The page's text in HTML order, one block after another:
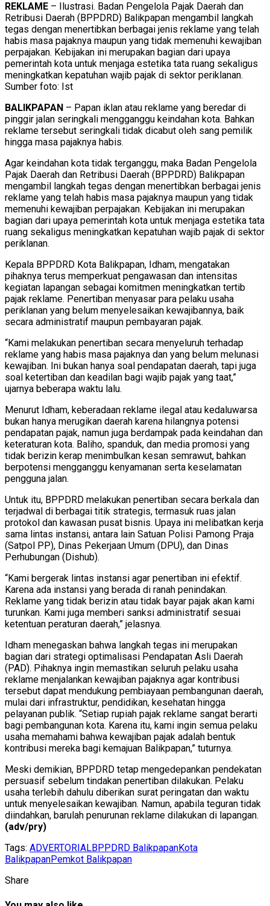
REKLAME – Ilustrasi. Badan Pengelola Pajak Daerah dan
Retribusi Daerah (BPPDRD) Balikpapan mengambil langkah
tegas dengan menertibkan berbagai jenis reklame yang telah
habis masa pajaknya maupun yang tidak memenuhi kewajiban
perpajakan. Kebijakan ini merupakan bagian dari upaya
pemerintah kota untuk menjaga estetika tata ruang sekaligus
meningkatkan kepatuhan wajib pajak di sektor periklanan.
Sumber foto: Ist
BALIKPAPAN – Papan iklan atau reklame yang beredar di
pinggir jalan seringkali mengganggu keindahan kota. Bahkan
reklame tersebut seringkali tidak dicabut oleh sang pemilik
hingga masa pajaknya habis.
Agar keindahan kota tidak terganggu, maka Badan Pengelola
Pajak Daerah dan Retribusi Daerah (BPPDRD) Balikpapan
mengambil langkah tegas dengan menertibkan berbagai jenis
reklame yang telah habis masa pajaknya maupun yang tidak
memenuhi kewajiban perpajakan. Kebijakan ini merupakan
bagian dari upaya pemerintah kota untuk menjaga estetika tata
ruang sekaligus meningkatkan kepatuhan wajib pajak di sektor
periklanan.
Kepala BPPDRD Kota Balikpapan, Idham, mengatakan
pihaknya terus memperkuat pengawasan dan intensitas
kegiatan lapangan sebagai komitmen meningkatkan tertib
pajak reklame. Penertiban menyasar para pelaku usaha
periklanan yang belum menyelesaikan kewajibannya, baik
secara administratif maupun pembayaran pajak.
“Kami melakukan penertiban secara menyeluruh terhadap
reklame yang habis masa pajaknya dan yang belum melunasi
kewajiban. Ini bukan hanya soal pendapatan daerah, tapi juga
soal ketertiban dan keadilan bagi wajib pajak yang taat,”
ujarnya beberapa waktu lalu.
Menurut Idham, keberadaan reklame ilegal atau kedaluwarsa
bukan hanya merugikan daerah karena hilangnya potensi
pendapatan pajak, namun juga berdampak pada keindahan dan
keteraturan kota. Baliho, spanduk, dan media promosi yang
tidak berizin kerap menimbulkan kesan semrawut, bahkan
berpotensi mengganggu kenyamanan serta keselamatan
pengguna jalan.
Untuk itu, BPPDRD melakukan penertiban secara berkala dan
terjadwal di berbagai titik strategis, termasuk ruas jalan
protokol dan kawasan pusat bisnis. Upaya ini melibatkan kerja
sama lintas instansi, antara lain Satuan Polisi Pamong Praja
(Satpol PP), Dinas Pekerjaan Umum (DPU), dan Dinas
Perhubungan (Dishub).
“Kami bergerak lintas instansi agar penertiban ini efektif.
Karena ada instansi yang berada di ranah penindakan.
Reklame yang tidak berizin atau tidak bayar pajak akan kami
turunkan. Kami juga memberi sanksi administratif sesuai
ketentuan peraturan daerah,” jelasnya.
Idham menegaskan bahwa langkah tegas ini merupakan
bagian dari strategi optimalisasi Pendapatan Asli Daerah
(PAD). Pihaknya ingin memastikan seluruh pelaku usaha
reklame menjalankan kewajiban pajaknya agar kontribusi
tersebut dapat mendukung pembiayaan pembangunan daerah,
mulai dari infrastruktur, pendidikan, kesehatan hingga
pelayanan publik. “Setiap rupiah pajak reklame sangat berarti
bagi pembangunan kota. Karena itu, kami ingin semua pelaku
usaha memahami bahwa kewajiban pajak adalah bentuk
kontribusi mereka bagi kemajuan Balikpapan,” tuturnya.
Meski demikian, BPPDRD tetap mengedepankan pendekatan
persuasif sebelum tindakan penertiban dilakukan. Pelaku
usaha terlebih dahulu diberikan surat peringatan dan waktu
untuk menyelesaikan kewajiban. Namun, apabila teguran tidak
diindahkan, barulah penurunan reklame dilakukan di lapangan.
(adv/pry)
Tags: ADVERTORIALBPPDRD BalikpapanKota
BalikpapanPemkot Balikpapan
Share